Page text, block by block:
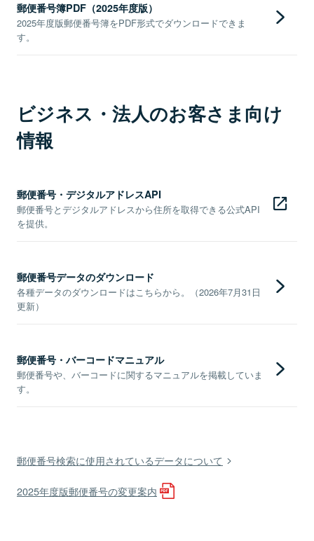
郵便番号簿PDF（2025年度版）
2025年度版郵便番号簿をPDF形式でダウンロードできま
す。
ビジネス・法人のお客さま向け
情報
郵便番号・デジタルアドレスAPI
郵便番号とデジタルアドレスから住所を取得できる公式API
を提供。
郵便番号データのダウンロード
各種データのダウンロードはこちらから。（2026年7月31日
更新）
郵便番号・バーコードマニュアル
郵便番号や、バーコードに関するマニュアルを掲載していま
す。
郵便番号検索に使用されているデータについて
2025年度版郵便番号の変更案内